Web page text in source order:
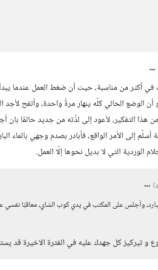
أكثر من مناسبة، حيث أن ضغط العمل عندما يبدأ
أن الوضع الحالي كلّه ينهار مرةً واحدة، وأتفح
التفكير، لأعود إلى لذّته من جديد حالمًا بان
أسلّم إلى الأمر الواقع، فأبادر بصدم وجهي
الوردية التي لا بديل نحوها إلّا العمل.
وأجلس على المكتب في يدي كوب الشاي، معاقبًا نفسي
و تيركيز كل جهدك عليه في الفترة الاخيرة قد